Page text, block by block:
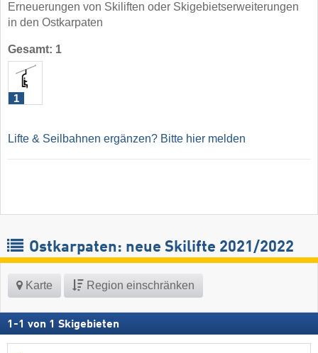
Erneuerungen von Skiliften oder Skigebietserweiterungen
in den Ostkarpaten
Gesamt: 1
1
Lifte & Seilbahnen ergänzen? Bitte hier melden
Ostkarpaten: neue Skilifte 2021/2022
Karte Region einschränken
1 -1 von 1 Skigebieten